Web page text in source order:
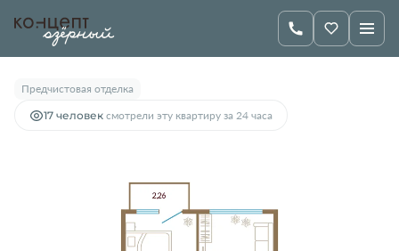
1-комнатная44.36 м 5 850 000 руб.
Предчистовая отделка
17 человек смотрели эту квартиру за 24 часа